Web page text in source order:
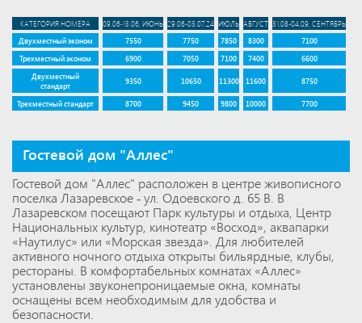
КАТЕГОРИЯ НОМЕРА 09.06-13.06, ИЮНЬ 29.06-03.07.24 ИЮЛЬ АВГУСТ 31.08-04.09, СЕНТЯБРЬ
Двухместный эконом
7550 7750 7850 8300
7100
Трехместный эконом
6900 7050 7100 7400
6600
Двухместный
стандарт
9350 10650 11300 11600 8750
Трехместный стандарт 8700 9450 9800 10000 7700
Гостевой дом "Аллес"
Гостевой дом "Аллес" расположен в центре живописного
поселка Лазаревское - ул. Одоевского д. 65 В. В
Лазаревском посещают Парк культуры и отдыха, Центр
Национальных культур, кинотеатр «Восход», аквапарки
«Наутилус» или «Морская звезда». Для любителей
активного ночного отдыха открыты бильярдные, клубы,
рестораны. В комфортабельных комнатах «Аллес»
установлены звуконепроницаемые окна, комнаты
оснащены всем необходимым для удобства и
безопасности.